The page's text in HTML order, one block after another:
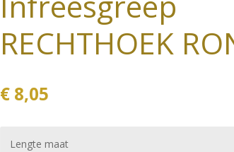
RECHTHOEK
€ 8,05
Lengte maat